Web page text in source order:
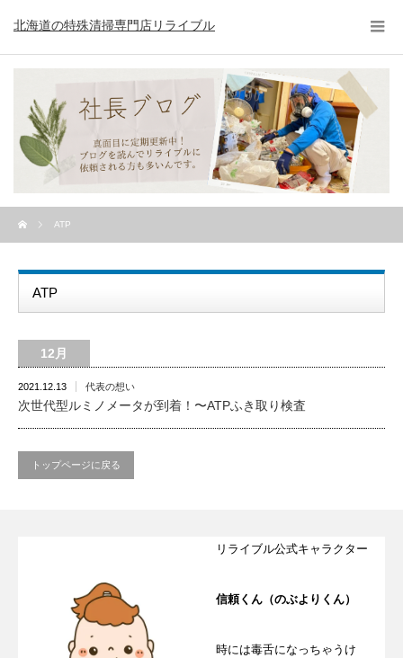
北海道の特殊清掃専門店リライブル
ATP
ATP
12月
2021.12.13 代表の想い
次世代型ルミノメータが到着！〜ATPふき取り検査
トップページに戻る
リライブル公式キャラクター
信頼くん（のぶよりくん）
時には毒舌になっちゃうけ